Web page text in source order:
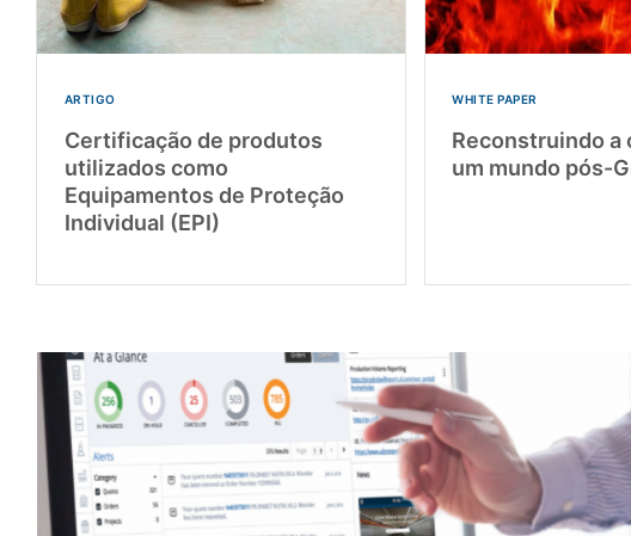
ARTIGO
Certificação de produtos
utilizados como
Equipamentos de Proteção
Individual (EPI)
WHITE PAPER
Reconstruindo a
um mundo pós-